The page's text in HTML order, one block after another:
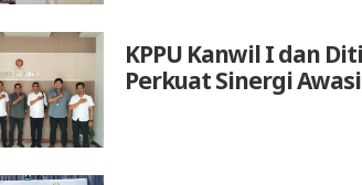
KPPU Kanwil I dan
Perkuat Sinergi